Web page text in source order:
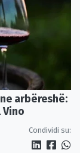
arbëreshë:
Condividi su: